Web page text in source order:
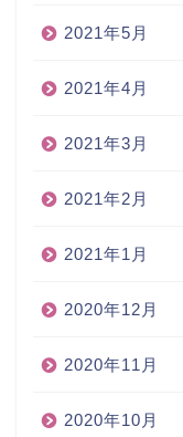
2021年5月
2021年4月
2021年3月
2021年2月
2021年1月
2020年12月
2020年11月
2020年10月